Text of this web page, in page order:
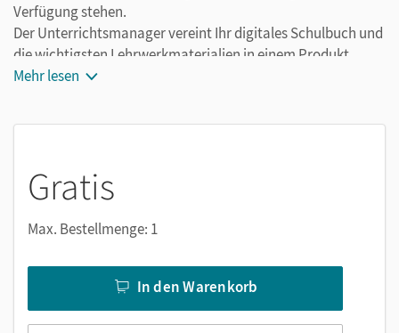
Verfügung stehen.
Der Unterrichtsmanager vereint Ihr digitales Schulbuch und
die wichtigsten Lehrwerkmaterialien in einem Produkt.
Ergänzt um hilfreiche Planungstools, vereinfacht er Ihre
Mehr lesen
Gratis
Max. Bestellmenge: 1
In den Warenkorb